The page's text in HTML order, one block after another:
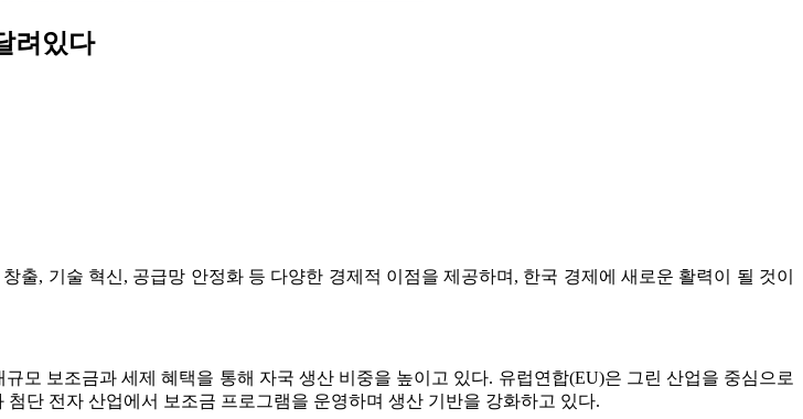
려있다
, 기술 혁신, 공급망 안정화 등 다양한 경제적 이점을 제공하며, 한국 경제에 새로운 활력이 될 것이
모 보조금과 세제 혜택을 통해 자국 생산 비중을 높이고 있다. 유럽연합(EU)은 그린 산업을 중심으로
단 전자 산업에서 보조금 프로그램을 운영하며 생산 기반을 강화하고 있다.